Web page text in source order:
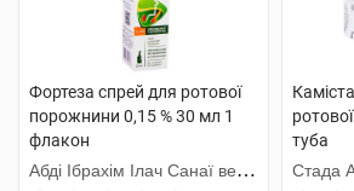
Фортеза спрей для ротової
порожнини 0,15 % 30 мл 1
флакон
Абді Ібрахім Ілач Санаї ве
туба
Стада